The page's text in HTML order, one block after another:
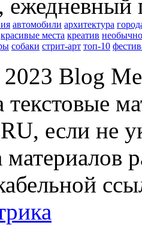
ежедневный
автомобили архитектура
красивые места креатив
собаки стрит-арт топ-10
Blog
текстовые
если не
материалов